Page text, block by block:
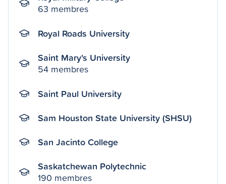
63 membres
Royal Roads University
Saint Mary's University
54 membres
Saint Paul University
Sam Houston State University (SHSU)
San Jacinto College
Saskatchewan Polytechnic
190 membres